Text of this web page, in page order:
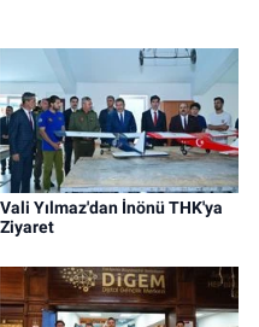
Vali Yılmaz'dan İnönü THK'ya
Ziyaret